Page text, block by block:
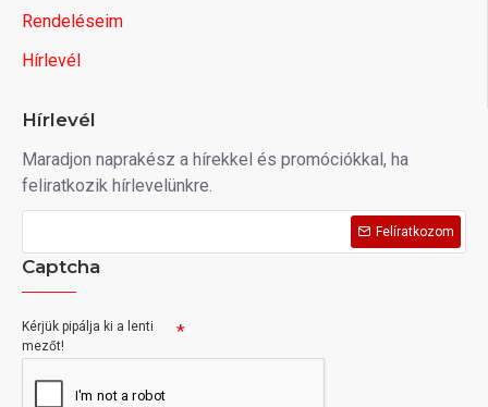
Rendeléseim
Hírlevél
Hírlevél
Maradjon naprakész a hírekkel és promóciókkal, ha
feliratkozik hírlevelünkre.
Felíratkozom
Captcha
Kérjük pipálja ki a lenti
mezőt!